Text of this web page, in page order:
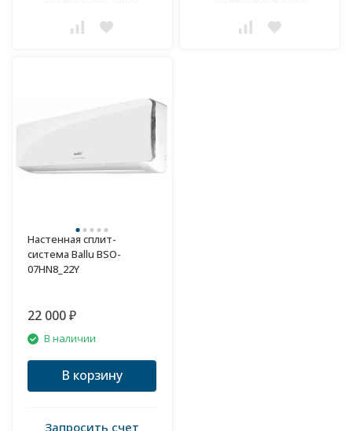
Настенная сплит-
система Ballu BSO-
07HN8_22Y
22 000 ₽
В наличии
В корзину
Запросить счет